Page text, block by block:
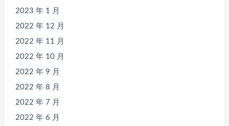
2023 年 1 月
2022 年 12 月
2022 年 11 月
2022 年 10 月
2022 年 9 月
2022 年 8 月
2022 年 7 月
2022 年 6 月